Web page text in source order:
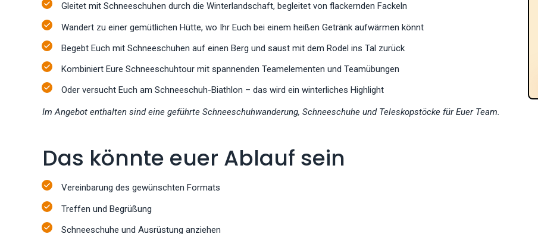
Gleitet mit Schneeschuhen durch die Winterlandschaft, begleitet von flackernden Fackeln
Wandert zu einer gemütlichen Hütte, wo Ihr Euch bei einem heißen Getränk aufwärmen könnt
Begebt Euch mit Schneeschuhen auf einen Berg und saust mit dem Rodel ins Tal zurück
Kombiniert Eure Schneeschuhtour mit spannenden Teamelementen und Teamübungen
Oder versucht Euch am Schneeschuh-Biathlon – das wird ein winterliches Highlight
Im Angebot enthalten sind eine geführte Schneeschuhwanderung, Schneeschuhe und Teleskopstöcke für Euer Team.
Das könnte euer Ablauf sein
Vereinbarung des gewünschten Formats
Treffen und Begrüßung
Schneeschuhe und Ausrüstung anziehen